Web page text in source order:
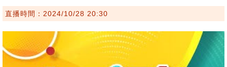
直播時間：2024/10/28 20:30